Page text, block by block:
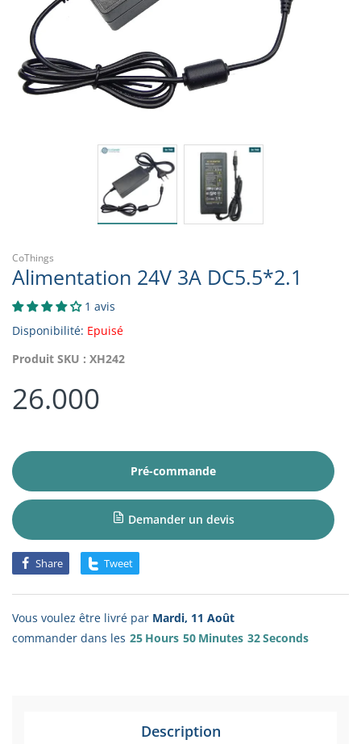
CoThings
Alimentation 24V 3A DC5.5*2.1
1 avis
Disponibilité: Epuisé
Produit SKU : XH242
26.000
Pré-commande
Demander un devis
Share Tweet
Vous voulez être livré par Mardi, 11 Août
commander dans les 25 Hours 50 Minutes 32Seconds
Description